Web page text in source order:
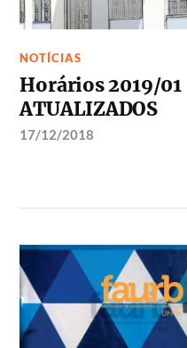
NOTÍCIAS
Horários 2019/01
ATUALIZADOS
17/12/2018